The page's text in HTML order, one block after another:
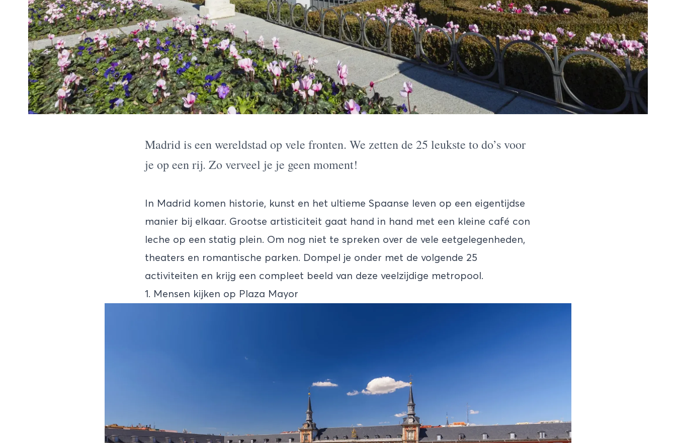
Madridis een wereldstad op vele fronten. We zetten de 25 leukste to do’s voor
je op een rij. Zo verveel je je geen moment!
In Madrid komen historie, kunst en het ultieme Spaanse leven op een eigentijdse
manier bij elkaar. Grootse artisticiteit gaat hand in hand met een kleine café con
leche op een statig plein. Om nog niet te spreken over de vele eetgelegenheden,
theaters en romantische parken. Dompel je onder met de volgende 25
activiteiten en krijg een compleet beeld van deze veelzijdige metropool.
1. Mensen kijken op Plaza Mayor